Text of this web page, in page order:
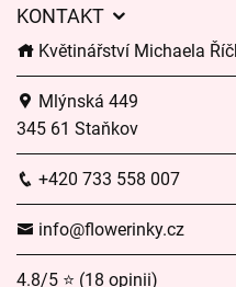
KONTAKT
Květinářství Michaela
Mlýnská 449
345 61 Staňkov
+420 733 558 007
info@flowerinky.cz
4.8/5 ⭐ (18 opinii)